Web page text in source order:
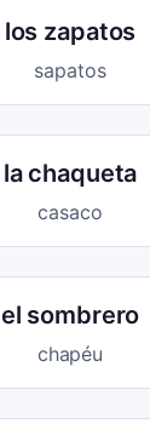
los zapatos
sapatos
la chaqueta
casaco
el sombrero
chapéu